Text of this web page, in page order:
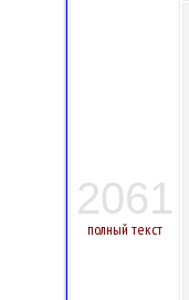
2061
полный текст